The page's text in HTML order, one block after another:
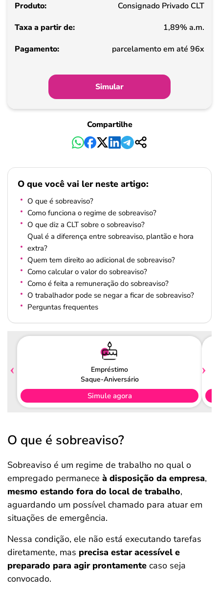
de
Pagamento
Consignado Privado CLT
1,89% a.m.
parcelamento em até 96x
Simular
Compartilhe
O que você vai ler neste artigo:
O que é sobreaviso?
Como funciona o regime de sobreaviso?
O que diz a CLT sobre o sobreaviso?
Qual é a diferença entre sobreaviso, plantão e hora
extra?
Quem tem direito ao adicional de sobreaviso?
Como calcular o valor do sobreaviso?
Como é feita a remuneração do sobreaviso?
O trabalhador pode se negar a ficar de sobreaviso?
Perguntas frequentes
Empréstimo
Saque-Aniversário
Simule agora
O que é sobreaviso?
Sobreaviso é um regime de trabalho no qual o
empregado permanece à disposição da empresa,
mesmo estando fora do local de trabalho,
aguardando um possível chamado para atuar em
situações de emergência.
Nessa condição, ele não está executando tarefas
diretamente, mas precisa estar acessível e
preparado para agir prontamente caso seja
convocado.